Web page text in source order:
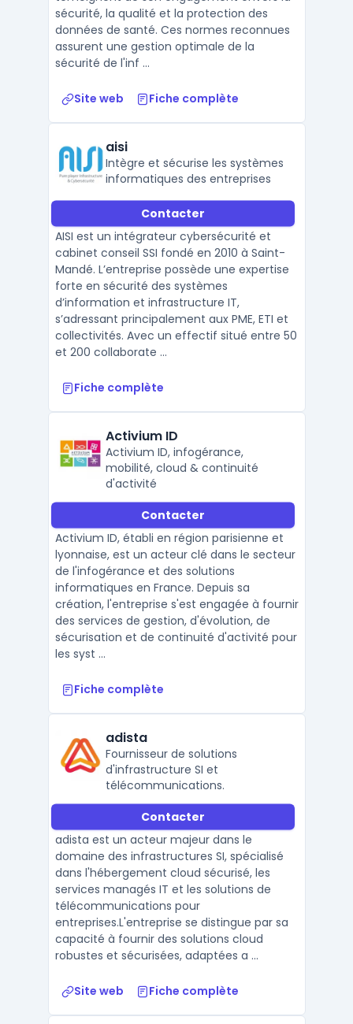
sécurité, la qualité et la protection des
données de santé. Ces normes reconnues
assurent une gestion optimale de la
sécurité de l'inf ...
Site web Fiche complète
aisi
Intègre et sécurise les systèmes
informatiques des entreprises
Contacter
AISI est un intégrateur cybersécurité et
cabinet conseil SSI fondé en 2010 à Saint-
Mandé. L’entreprise possède une expertise
forte en sécurité des systèmes
d’information et infrastructure IT,
s’adressant principalement aux PME, ETI et
collectivités. Avec un effectif situé entre 50
et 200 collaborate ...
Fiche complète
Activium ID
Activium ID, infogérance,
mobilité, cloud & continuité
d'activité
Contacter
Activium ID, établi en région parisienne et
lyonnaise, est un acteur clé dans le secteur
de l'infogérance et des solutions
informatiques en France. Depuis sa
création, l'entreprise s'est engagée à fournir
des services de gestion, d'évolution, de
sécurisation et de continuité d'activité pour
les syst ...
Fiche complète
adista
Fournisseur de solutions
d'infrastructure SI et
télécommunications.
Contacter
adista est un acteur majeur dans le
domaine des infrastructures SI, spécialisé
dans l'hébergement cloud sécurisé, les
services managés IT et les solutions de
télécommunications pour
entreprises.L'entreprise se distingue par sa
capacité à fournir des solutions cloud
robustes et sécurisées, adaptées a ...
Site web Fiche complète